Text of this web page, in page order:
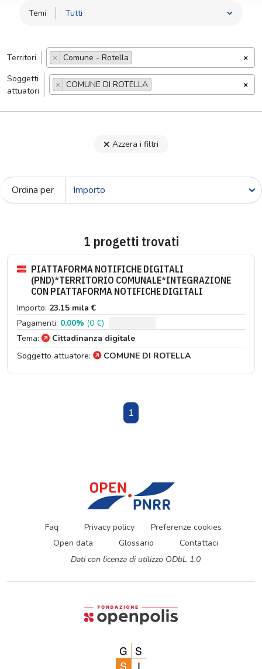
Temi
Territori ×
× Comune - Rotella
Soggetti
attuatori
×
× COMUNE DI ROTELLA
Azzera i filtri
Ordina per
1 progetti trovati
PIATTAFORMA NOTIFICHE DIGITALI
(PND)*TERRITORIO COMUNALE*INTEGRAZIONE
CON PIATTAFORMA NOTIFICHE DIGITALI
Importo: 23.15 mila €
Pagamenti: 0,00% (0 €)
Tema:
Cittadinanza digitale
Soggetto attuatore:
COMUNE DI ROTELLA
1
Faq Privacy policy
Preferenze cookies
Open data
Glossario
Contattaci
Dati con licenza di utilizzo ODbL 1.0